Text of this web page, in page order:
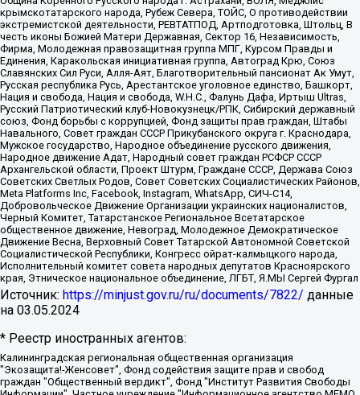
крымскотатарского народа, Рубеж Севера, ТОЙС, О противодействии
экстремистской деятельности, РЕВТАТПОД, Артподготовка, Штольц, В
честь иконы Божией Матери Державная, Сектор 16, Независимость,
Фирма, Молодежная правозащитная группа МПГ, Курсом Правды и
Единения, Каракольская инициативная группа, Автоград Крю, Союз
Славянских Сил Руси, Алля-Аят, Благотворительный пансионат Ак Умут,
Русская республика Русь, Арестантское уголовное единство, Башкорт,
Нация и свобода, Нация и свобода, W.H.С., Фалунь Дафа, Иртыш Ultras,
Русский Патриотический клуб-Новокузнецк/РПК, Сибирский державный
союз, Фонд борьбы с коррупцией, Фонд защиты прав граждан, Штабы
Навального, Совет граждан СССР Прикубанского округа г. Краснодара,
Мужское государство, Народное объединение русского движения,
Народное движение Адат, Народный совет граждан РСФСР СССР
Архангельской области, Проект Штурм, Граждане СССР, Держава Союз
Советских Светлых Родов, Совет Советских Социалистических Районов,
Meta Platforms Inc, Facebook, Instagram, WhatsApp, СИЧ-С14,
Добровольческое Движение Организации украинских националистов,
Черный Комитет, Татарстанское Региональное Всетатарское
общественное движение, Невоград, Молодежное Демократическое
Движение Весна, Верховный Совет Татарской Автономной Советской
Социалистической Республики, Конгресс ойрат-калмыцкого народа,
Исполнительный комитет совета народных депутатов Красноярского
края, Этническое национальное объединение, ЛГБТ, Я.МЫ Сергей Фургал
Источник: https://minjust.gov.ru/ru/documents/7822/ данные
на 03.05.2024
* Реестр иностранных агентов:
Калининградская региональная общественная организация "Экозащита!-Женсовет", Фонд содействия защите прав и свобод граждан "Общественный вердикт", Фонд "Институт Развития Свободы Информации", Частное учреждение "Информационное агентство МЕМО. РУ", Региональная общественная организация "Общественная комиссия по сохранению наследия академика Сахарова", Фонд поддержки свободы прессы, Санкт-Петербургская общественная правозащитная организация "Гражданский контроль", Межрегиональная общественная организация "Информационно-просветительский центр "Мемориал", Региональный Фонд "Центр Защиты Прав Средств Массовой Информации", с 05.12.2023 Фонд "Центр Защиты Прав Средств массовой информации", Региональная общественная благотворительная организация помощи беженцам и мигрантам "Гражданское содействие", Негосударственное образовательное учреждение дополнительного профессионального образования (повышение квалификации) специалистов "АКАДЕМИЯ ПО ПРАВАМ ЧЕЛОВЕКА", Свердловская региональная общественная организация "Сутяжник", Автономная некоммерческая организация "Центр независимых социологических исследований", Союз общественных объединений "Российский исследовательский центр по правам человека", Региональное общественное учреждение научно-информационный центр "МЕМОРИАЛ", Некоммерческая организация "Фонд защиты гласности", Автономная некоммерческая организация "Институт прав человека", Городская общественная организация "Екатеринбургское общество "МЕМОРИАЛ", Городская общественная организация "Рязанское историко-просветительское и правозащитное общество "Мемориал" (Рязанский Мемориал), Челябинский региональный орган общественной самодеятельности – женское общественное объединение "Женщины Евразии", Челябинский региональный орган общественной самодеятельности "Уральская правозащитная группа", Фонд содействия защите здоровья и социальной справедливости имени Андрея Рылькова, Автономная Некоммерческая Организация "Аналитический Центр Юрия Левады", Автономная некоммерческая организация социальной поддержки населения "Проект Апрель", Региональная общественная организация помощи женщинам и детям, находящимся в кризисной ситуации "Информационно-методический центр "Анна", Фонд содействия развитию массовых коммуникаций и правовому просвещению "Так-так-Так", Фонд содействия устойчивому развитию "Серебряная тайга", Свердловский региональный общественный фонд социальных проектов "Новое время", "Idel.Реалии", Кавказ.Реалии, Крым.Реалии, Телеканал Настоящее Время, Татаро-башкирская служба Радио Свобода (Azatliq Radiosi), Радио Свободная Европа/Радио Свобода (PCE/PC), "Сибирь.Реалии", "Фактограф", Благотворительный фонд помощи осужденным и их семьям, Автономная некоммерческая организация "Институт глобализации и социальных движений", Фонд "В защиту прав заключенных", Частное учреждение "Центр поддержки и содействия развитию средств массовой информации", Пензенский региональный общественный благотворительный фонд "Гражданский союз", "Север.Реалии", Некоммерческая организация Фонд "Правовая инициатива", Общество с ограниченной ответственностью "Радио Свободная Европа/Радио Свобода", Чешское информационное агентство "MEDIUM-ORIENT", Красноярская региональная общественная организация "Мы против СПИДа", Камалягин Денис Николаевич, Маркелов Сергей Евгеньевич, Пономарев Лев Александрович, Савицкая Людмила Алексеевна, Автономная некоммерческая организация "Центр по работе с проблемой насилия "НАСИЛИЮ.НЕТ", Межрегиональный профессиональный союз работников здравоохранения "Альянс врачей", Юридическое лицо, зарегистрированное в Латвийской Республике, SIA "Medusa Project" (регистрационный номер 40103797863, дата регистрации 10.06.2014), Некоммерческая организация "Фонд по борьбе с коррупцией", Автономная некоммерческая организация "Институт права и публичной политики", Баданин Роман Сергеевич, Гликин Максим Александрович, Железнова Мария Михайловна, Лукьянова Юлия Сергеевна, Маетная Елизавета Витальевна, Маняхин Петр Борисович, Чуракова Ольга Владимировна, Ярош Юлия Петровна, Юридическое лицо "The Insider SIA", зарегистрированное в Риге, Латвийская Республика (дата регистрации 26.06.2015), являющееся администратором доменного имени интернет-издания "The Insider SIA", https://theins.ru, Постернак Алексей Евгеньевич, Рубин Михаил Аркадьевич, Анин Роман Александрович, Юридическое лицо Istories fonds, зарегистрированное в Латвийской Республике (регистрационный номер 50008295751, дата регистрации 24.02.2020), Великовский Дмитрий Александрович, Долинина Ирина Николаевна, Мароховская Алеся Алексеевна, Шлейнов Роман Юрьевич, Шмагун Олеся Валентиновна, Общество с ограниченной ответственностью "Альтаир 2021", Общество с ограниченной ответственностью "Вега 2021", Общество с ограниченной ответственностью "Главный редактор 2021", Общество с ограниченной ответственностью "Ромашки монолит", Важенков Артем Валерьевич, Ивановская областная общественная организация "Центр гендерных исследований", Гурман Юрий Альбертович, Медиапроект "ОВД-Инфо", Егоров Владимир Владимирович, Жилинский Владимир Александрович, Общество с ограниченной ответственностью "ЗП", Иванова София Юрьевна, Карезина Инна Павловна, Кильтау Екатерина Викторовна, Петров Алексей Викторович, Пискунов Сергей Евгеньевич, Смирнов Сергей Сергеевич, Тихонов Михаил Сергеевич, Общество с ограниченной ответственностью "ЖУРНАЛИСТ-ИНОСТРАННЫЙ АГЕНТ", Арапова Галина Юрьевна, Вольтская Татьяна Анатольевна, Американская компания "Mason G.E.S. Anonymous Foundation" (США), являющаяся владельцем интернет-издания https://mnews.world/, Компания "Stichting Bellingcat", зарегистрированная в Нидерландах (дата регистрации 11.07.2018), Захаров Андрей Вячеславович, Клепиковская Екатерина Дмитриевна, Общество с ограниченной ответственностью "МЕМО", Перл Роман Александрович, Симонов Евгений Алексеевич, Соловьева Елена Анатольевна, Сотников Даниил Владимирович, Сурначева Елизавета Дмитриевна, Автономная некоммерческая организация по защите прав человека и информированию населения "Якутия – Наше Мнение", Общество с ограниченной ответственностью "Москоу диджитал медиа", с 26.01.2023 Общество с ограниченной ответственностью "Чайка Белые сады", Ветошкина Валерия Валерьевна, Заговора Максим Александрович, Межрегиональное общественное движение "Российская ЛГБТ - сеть", Оленичев Максим Владимирович, Павлов Иван Юрьевич, Скворцова Елена Сергеевна, Общество с ограниченной ответственностью "Как бы инагент", Кочетков Игорь Викторович, Общество с ограниченной ответственностью "Честные выборы", Еланчик Олег Александрович, Общество с ограниченной ответственностью "Нобелевский призыв", Гималова Регина Эмилевна, Григорьев Андрей Валерьевич, Григорьева Алина Александровна, Ассоциация по содействию защите прав призывников, альтернативнослужащих и военнослужащих "Правозащитная группа "Гражданин.Армия.Право", Хисамова Регина Фаритовна, Автономная некоммерческая организация по реализации социально-правовых программ "Лилит", Дальневосточное общественное движение "Маяк", Санкт-Петербургская ЛГБТ-инициативная группа "Выход", Инициативная группа ЛГБТ+ "Реверс", Алексеев Андрей Викторович, Бекбулатова Таисия Львовна, Беляев Иван Михайлович, Владыкина Елена Сергеевна, Гельман Марат Александрович, Никульшина Вероника Юрьевна, Толоконникова Надежда Андреевна, Шендерович Виктор Анатольевич, Общество с ограниченной ответственностью "Данное сообщение", Общество с ограниченной ответственностью Издательский дом "Новая глава", Айнбиндер Александра Александровна, Московский комьюнити-центр для ЛГБТ+инициатив, Благотворительный фонд развития филантропии, Deutsche Welle (Германия, Kurt-Schumacher-Strasse 3, 53113 Bonn), Борзунова Мария Михайловна, Воробьев Виктор Викторович, Голубева Анна Львовна, Константинова Алла Михайловна, Малкова Ирина Владимировна, Мурадов Мурад Абдулгалимович, Осетинская Елизавета Николаевна, Понасенков Евгений Николаевич, Ганапольский Матвей Юрьевич, Киселев Евгений Алексеевич, Борухович Ирина Григорьевна, Дремин Иван Тимофеевич, Дубровский Дмитрий Викторович, Красноярская региональная общественная организация поддержки и развития альтернативных образовательных технологий и межкультурных коммуникаций "ИНТЕРРА", Маяковская Екатерина Алексеевна, Фейгин Марк Захарович, Филимонов Андрей Викторович, Дзугкоева Регина Николаевна, Доброхотов Роман Александрович, Дудь Юрий Александрович, Елкин Сергей Владимирович, Кругликов Кирилл Игоревич, Сабунаева Мария Леонидовна, Семенов Алексей Владимирович, Шаинян Карен Багратович, Шульман Екатерина Михайловна, Асафьев Артур Валерьевич, Вахштайн Виктор Семенович, Венедиктов Алексей Алексеевич, Лушникова Екатерина Евгеньевна, Волков Леонид Михайлович, Невзоров Александр Глебович, Пархоменко Сергей Борисович, Сироткин Ярослав Николаевич, Кара-Мурза Владимир Владимирович, Баранова Наталья Владимировна, Гозман Леонид Яковлевич, Кагарлицкий Борис Юльевич, Климарев Михаил Валерьевич, Милов Владимир Станиславович, Автономная некоммерческая организация Краснодарский центр современного искусства "Типография", Моргенштерн Алишер Тагирович, Соболь Любовь Эдуардовна, Общество с ограниченной ответственностью "ЛИЗА НОРМ", Каспаров Гарри Кимович, Ходорковский Михаил Борисович, Общество с ограниченной ответственностью "Апрельские тезисы", Данилович Ирина Брониславовна, Кашин Олег Владимирович, Петров Николай Владимирович, Пивоваров Алексей Владимирович, Соколов Михаил Владимирович, Цветкова Юлия Владимировна, Чичваркин Евгений Александрович, Комитет против пыток/Команда против пыток, Общество с ограниченной ответственностью "Первый научный", Общество с ограниченной ответственностью "Вертолет и ко", Белоцерковская Вероника Борисовна, Кац Максим Евгеньевич, Лазарева Татьяна Юрьевна, Шаведдинов Руслан Табризович, Яшин Илья Валерьевич, Общество с ограниченной ответственностью "Иноагент ААВ", Алешковский Дмитрий Петрович, Альбац Евгения Марковна, Быков Дмитрий Львович, Галямина Юлия Евгеньевна, Лойко Сергей Леонидович, Мартынов Кирилл Константинович, Медведев Сергей Александрович, Крашенинников Федор Геннадиевич, Гордеева Катерина Вл